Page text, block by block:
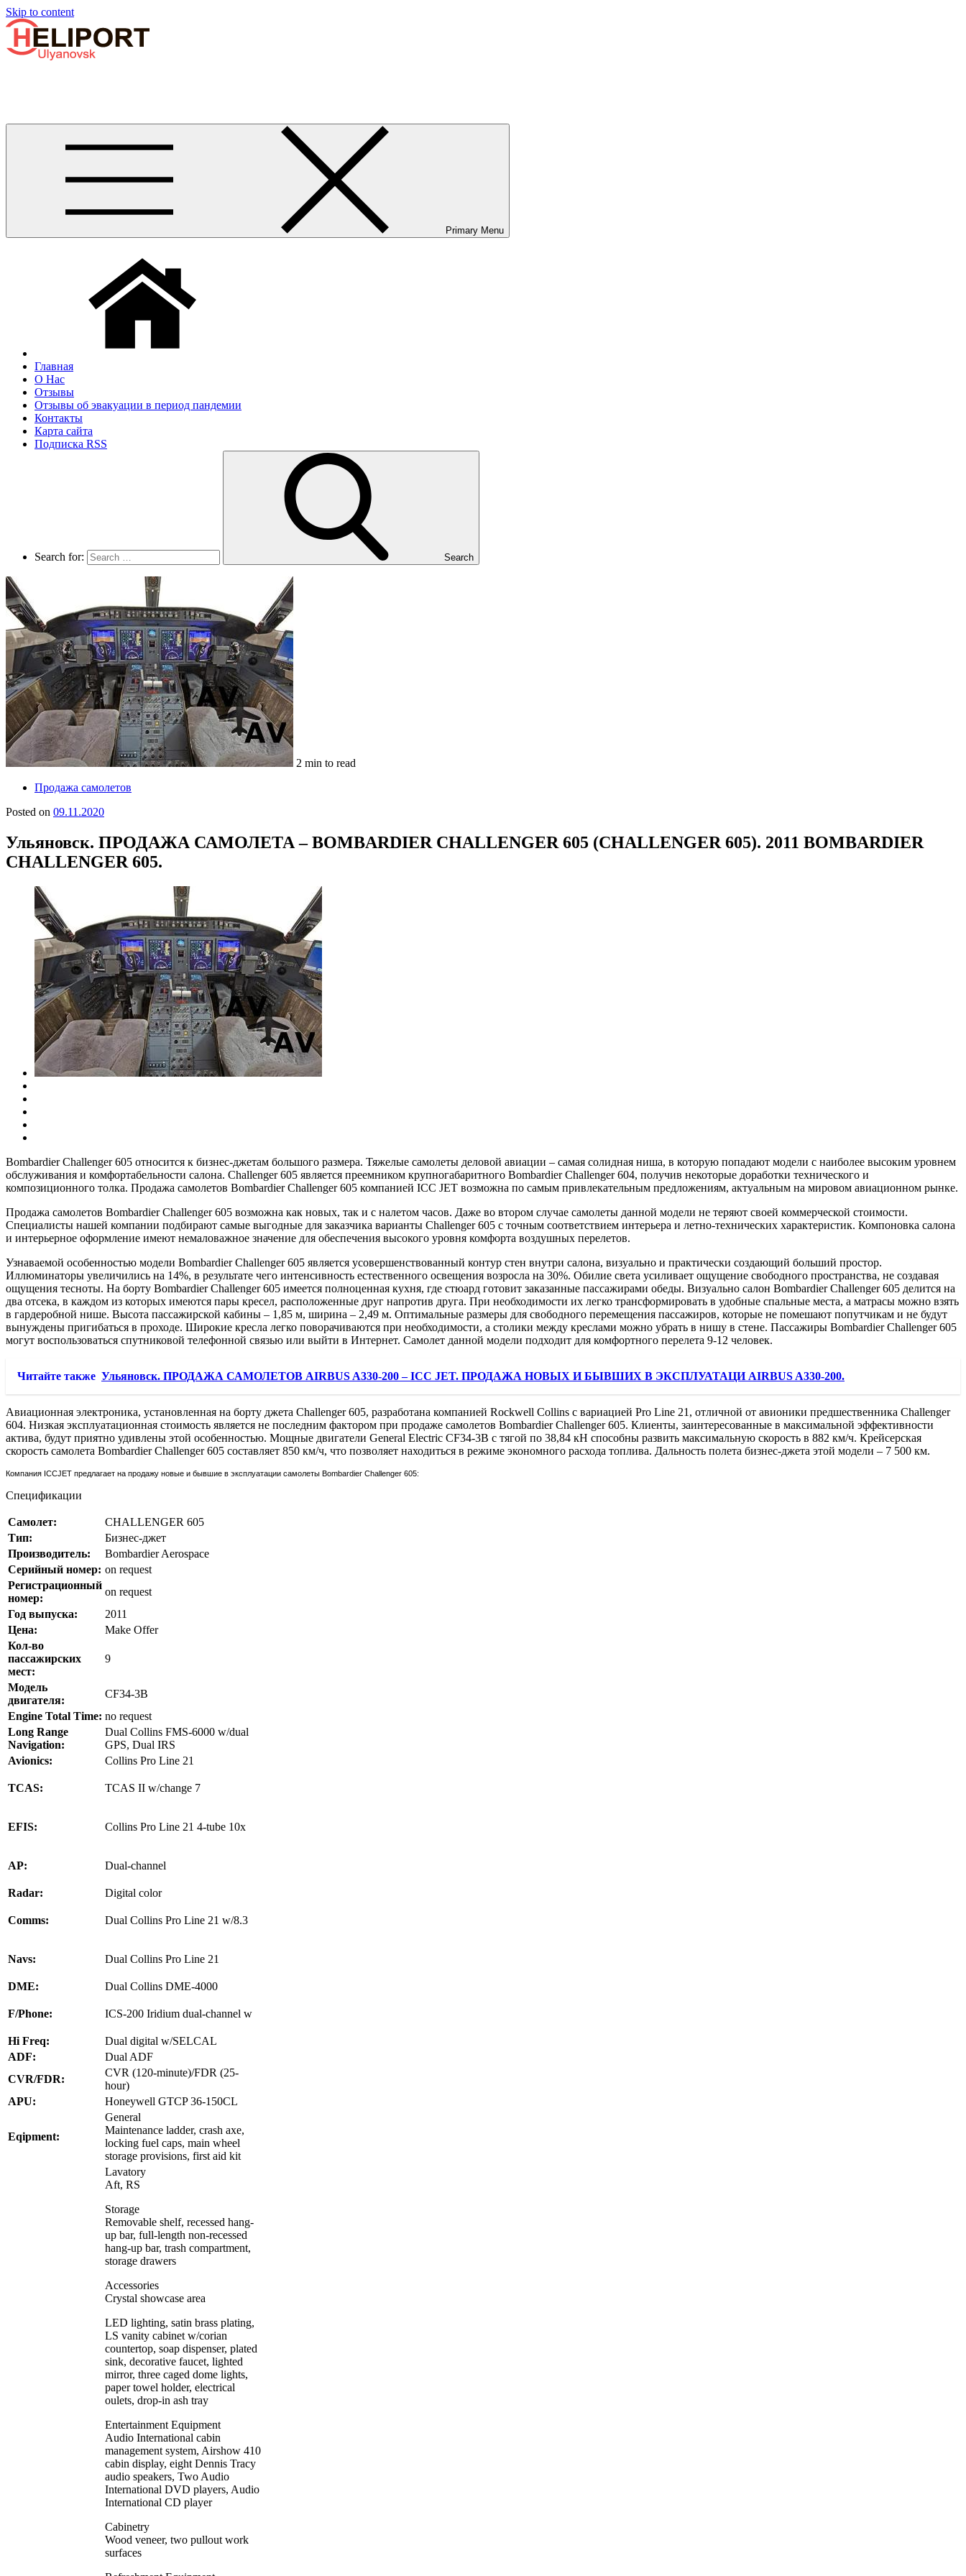
Skip to content
Primary Menu
Главная
О Нас
Отзывы
Отзывы об эвакуации в период пандемии
Контакты
Карта сайта
Подписка RSS
Search for: Search
2 min to read
Продажа самолетов
Posted on 09.11.2020
Ульяновск. ПРОДАЖА САМОЛЕТА – BOMBARDIER CHALLENGER 605 (CHALLENGER 605). 2011 BOMBARDIER
CHALLENGER 605.
Bombardier Challenger 605 относится к бизнес-джетам большого размера. Тяжелые самолеты деловой авиации – самая солидная ниша, в которую попадают модели с наиболее высоким уровнем
обслуживания и комфортабельности салона. Challenger 605 является преемником крупногабаритного Bombardier Challenger 604, получив некоторые доработки технического и
композиционного толка. Продажа самолетов Bombardier Challenger 605 компанией ICC JET возможна по самым привлекательным предложениям, актуальным на мировом авиационном рынке.
Продажа самолетов Bombardier Challenger 605 возможна как новых, так и с налетом часов. Даже во втором случае самолеты данной модели не теряют своей коммерческой стоимости.
Специалисты нашей компании подбирают самые выгодные для заказчика варианты Challenger 605 с точным соответствием интерьера и летно-технических характеристик. Компоновка салона
и интерьерное оформление имеют немаловажное значение для обеспечения высокого уровня комфорта воздушных перелетов.
Узнаваемой особенностью модели Bombardier Challenger 605 является усовершенствованный контур стен внутри салона, визуально и практически создающий больший простор.
Иллюминаторы увеличились на 14%, в результате чего интенсивность естественного освещения возросла на 30%. Обилие света усиливает ощущение свободного пространства, не создавая
ощущения тесноты. На борту Bombardier Challenger 605 имеется полноценная кухня, где стюард готовит заказанные пассажирами обеды. Визуально салон Bombardier Challenger 605 делится на
два отсека, в каждом из которых имеются пары кресел, расположенные друг напротив друга. При необходимости их легко трансформировать в удобные спальные места, а матрасы можно взять
в гардеробной нише. Высота пассажирской кабины – 1,85 м, ширина – 2,49 м. Оптимальные размеры для свободного перемещения пассажиров, которые не помешают попутчикам и не будут
вынуждены пригибаться в проходе. Широкие кресла легко поворачиваются при необходимости, а столики между креслами можно убрать в нишу в стене. Пассажиры Bombardier Challenger 605
могут воспользоваться спутниковой телефонной связью или выйти в Интернет. Самолет данной модели подходит для комфортного перелета 9-12 человек.
Читайте также Ульяновск. ПРОДАЖА САМОЛЕТОВ AIRBUS A330-200 – ICC JET. ПРОДАЖА НОВЫХ И БЫВШИХ В ЭКСПЛУАТАЦИ AIRBUS A330-200.
Авиационная электроника, установленная на борту джета Challenger 605, разработана компанией Rockwell Collins с вариацией Pro Line 21, отличной от авионики предшественника Challenger
604. Низкая эксплуатационная стоимость является не последним фактором при продаже самолетов Bombardier Challenger 605. Клиенты, заинтересованные в максимальной эффективности
актива, будут приятно удивлены этой особенностью. Мощные двигатели General Electric CF34-3B с тягой по 38,84 кН способны развить максимальную скорость в 882 км/ч. Крейсерская
скорость самолета Bombardier Challenger 605 составляет 850 км/ч, что позволяет находиться в режиме экономного расхода топлива. Дальность полета бизнес-джета этой модели – 7 500 км.
Компания ICCJET предлагает на продажу новые и бывшие в эксплуатации самолеты Bombardier Challenger 605:
Спецификации
Самолет:
CHALLENGER 605
Тип:
Бизнес-джет
Производитель:
Bombardier Aerospace
Серийный номер: on request
Регистрационный
номер:
on request
Год выпуска:
2011
Цена:
Make Offer
Кол-во
пассажирских
мест:
9
Модель
двигателя:
CF34-3B
Engine Total Time: no request
Long Range
Navigation:
Dual Collins FMS-6000 w/dual
GPS, Dual IRS
Avionics:
Collins Pro Line 21
TCAS: TCAS II w/change 7
EFIS: Collins Pro Line 21 4-tube 10x
AP: Dual-channel
Radar: Digital color
Comms: Dual Collins Pro Line 21 w/8.3
Navs: Dual Collins Pro Line 21
DME: Dual Collins DME-4000
F/Phone: ICS-200 Iridium dual-channel w
Hi Freq:
Dual digital w/SELCAL
ADF:
Dual ADF
CVR/FDR:
CVR (120-minute)/FDR (25-
hour)
APU:
Honeywell GTCP 36-150CL
Eqipment:
General
Maintenance ladder, crash axe,
locking fuel caps, main wheel
storage provisions, first aid kit
Lavatory
Aft, RS
Storage
Removable shelf, recessed hang-
up bar, full-length non-recessed
hang-up bar, trash compartment,
storage drawers
Accessories
Crystal showcase area
LED lighting, satin brass plating,
LS vanity cabinet w/corian
countertop, soap dispenser, plated
sink, decorative faucet, lighted
mirror, three caged dome lights,
paper towel holder, electrical
oulets, drop-in ash tray
Entertainment Equipment
Audio International cabin
management system, Airshow 410
cabin display, eight Dennis Tracy
audio speakers, Two Audio
International DVD players, Audio
International CD player
Cabinetry
Wood veneer, two pullout work
surfaces